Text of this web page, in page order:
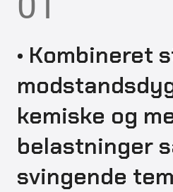
• Kombineret
kemiske og
belastninger
svingende